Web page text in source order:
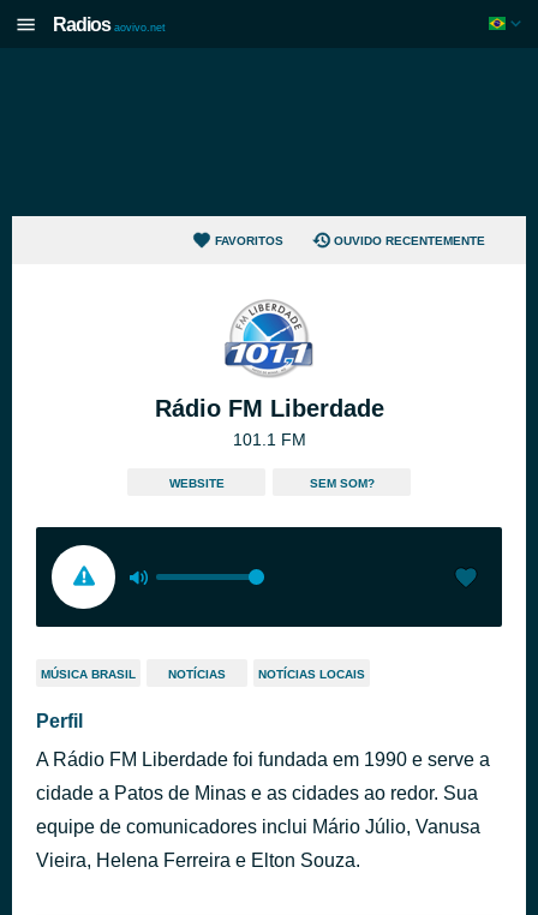
Radios aovivo.net
FAVORITOS OUVIDO RECENTEMENTE
Rádio FM Liberdade
101.1 FM
WEBSITE SEM SOM?
MÚSICA BRASIL NOTÍCIAS NOTÍCIAS LOCAIS
Perfil
A Rádio FM Liberdade foi fundada em 1990 e serve a
cidade a Patos de Minas e as cidades ao redor. Sua
equipe de comunicadores inclui Mário Júlio, Vanusa
Vieira, Helena Ferreira e Elton Souza.